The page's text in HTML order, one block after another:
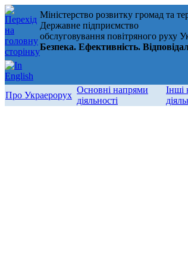
Міністерство розвитку громад та
Державне підприємство
обслуговування повітряного руху
Безпека. Ефективність.
Про Украерорух
Основні напрями
діяльності
Інші